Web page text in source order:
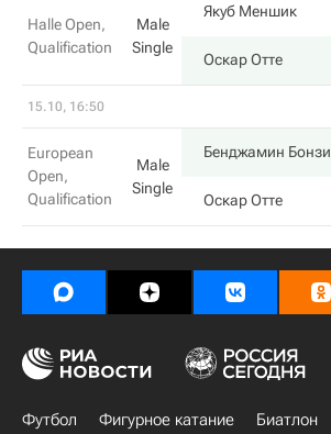
Halle Open,
Qualification
Male
Single
Якуб Меншик
Оскар Отте
15.10, 16:50
European
Open,
Qualification
Male
Single
Бенджамин Бонзи
Оскар Отте
Футбол Фигурное катание Биатлон